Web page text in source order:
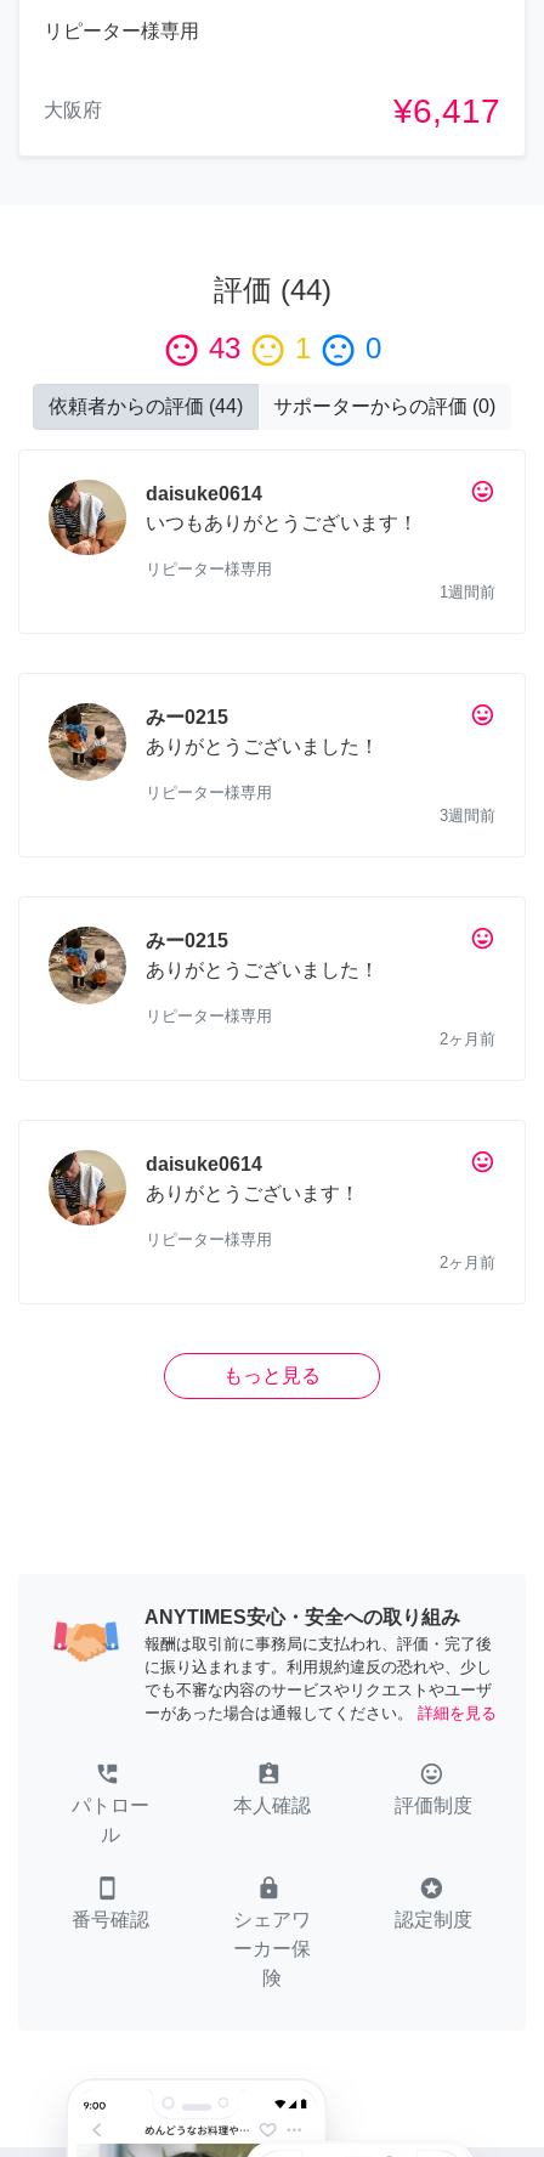
リピーター様専用
大阪府 ¥6,417
評価 (44)
sentiment_satisfied 43 sentiment_neutral 1 sentiment_dissatisfied 0
依頼者からの評価 (44) サポーターからの評価 (0)
tag_faces
daisuke0614
いつもありがとうございます！
リピーター様専用
1週間前
tag_faces
みー0215
ありがとうございました！
リピーター様専用
3週間前
tag_faces
みー0215
ありがとうございました！
リピーター様専用
2ヶ月前
tag_faces
daisuke0614
ありがとうございます！
リピーター様専用
2ヶ月前
もっと見る
ANYTIMES安心・安全への取り組み
報酬は取引前に事務局に支払われ、評価・完了後
に振り込まれます。利用規約違反の恐れや、少し
でも不審な内容のサービスやリクエストやユーザ
ーがあった場合は通報してください。
詳細を見る
perm_phone_msg
パトロー
ル
assignment_ind
本人確認
tag_faces
評価制度
smartphone
番号確認
lock
シェアワ
ーカー保
険
stars
認定制度